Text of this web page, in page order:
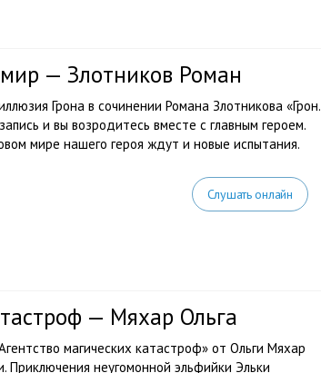
— Злотников Роман
Грона в сочинении Романа Злотникова «Грон.
и вы возродитесь вместе с главным героем.
мире нашего героя ждут и новые испытания.
Слушать онлайн
— Мяхар Ольга
магических катастроф» от Ольги Мяхар
неугомонной эльфийки Эльки